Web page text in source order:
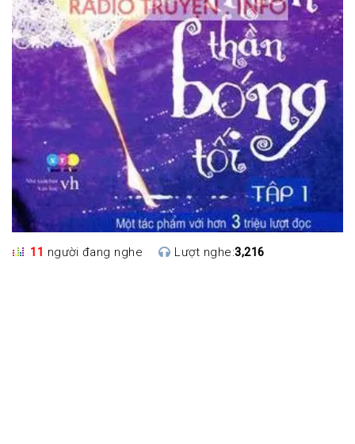
11 người đang nghe Lượt nghe:3,216